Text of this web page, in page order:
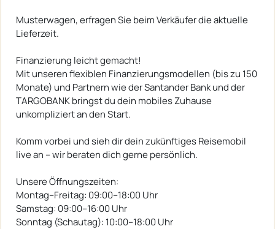
Musterwagen, erfragen Sie beim Verkäufer die aktuelle
Lieferzeit.
Finanzierung leicht gemacht!
Mit unseren flexiblen Finanzierungsmodellen (bis zu 150
Monate) und Partnern wie der Santander Bank und der
TARGOBANK bringst du dein mobiles Zuhause
unkompliziert an den Start.
Komm vorbei und sieh dir dein zukünftiges Reisemobil
live an – wir beraten dich gerne persönlich.
Unsere Öffnungszeiten:
Montag–Freitag: 09:00–18:00 Uhr
Samstag: 09:00–16:00 Uhr
Sonntag (Schautag): 10:00–18:00 Uhr